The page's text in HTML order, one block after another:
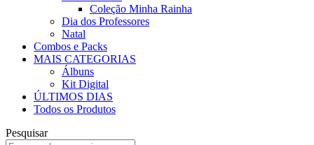
Coleção Minha Rainha
Dia dos Professores
Natal
Combos e Packs
MAIS CATEGORIAS
Álbuns
Kit Digital
ÚLTIMOS DIAS
Todos os Produtos
Pesquisar